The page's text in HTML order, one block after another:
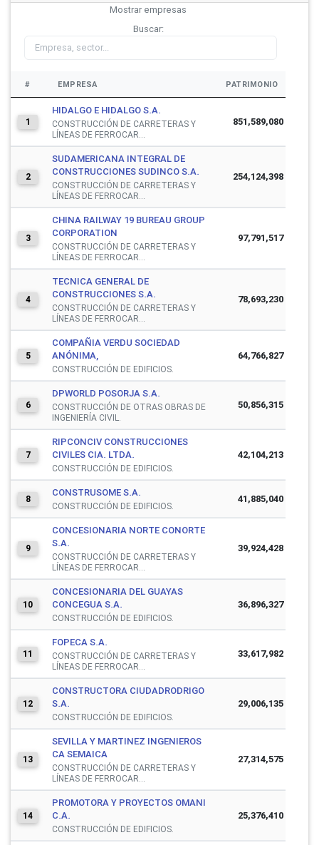
Mostrar empresas
Buscar:
# EMPRESA PATRIMONIO
1
HIDALGO E HIDALGO S.A.
CONSTRUCCIÓN DE CARRETERAS Y
LÍNEAS DE FERROCAR...
851,589,080
2
SUDAMERICANA INTEGRAL DE
CONSTRUCCIONES SUDINCO S.A.
CONSTRUCCIÓN DE CARRETERAS Y
LÍNEAS DE FERROCAR...
254,124,398
3
CHINA RAILWAY 19 BUREAU GROUP
CORPORATION
CONSTRUCCIÓN DE CARRETERAS Y
LÍNEAS DE FERROCAR...
97,791,517
4
TECNICA GENERAL DE
CONSTRUCCIONES S.A.
CONSTRUCCIÓN DE CARRETERAS Y
LÍNEAS DE FERROCAR...
78,693,230
5
COMPAÑIA VERDU SOCIEDAD
ANÓNIMA,
CONSTRUCCIÓN DE EDIFICIOS.
64,766,827
6
DPWORLD POSORJA S.A.
CONSTRUCCIÓN DE OTRAS OBRAS DE
INGENIERÍA CIVIL.
50,856,315
7
RIPCONCIV CONSTRUCCIONES
CIVILES CIA. LTDA.
CONSTRUCCIÓN DE EDIFICIOS.
42,104,213
8
CONSTRUSOME S.A.
CONSTRUCCIÓN DE EDIFICIOS.
41,885,040
9
CONCESIONARIA NORTE CONORTE
S.A.
CONSTRUCCIÓN DE CARRETERAS Y
LÍNEAS DE FERROCAR...
39,924,428
10
CONCESIONARIA DEL GUAYAS
CONCEGUA S.A.
CONSTRUCCIÓN DE EDIFICIOS.
36,896,327
11
FOPECA S.A.
CONSTRUCCIÓN DE CARRETERAS Y
LÍNEAS DE FERROCAR...
33,617,982
12
CONSTRUCTORA CIUDADRODRIGO
S.A.
CONSTRUCCIÓN DE EDIFICIOS.
29,006,135
13
SEVILLA Y MARTINEZ INGENIEROS
CA SEMAICA
CONSTRUCCIÓN DE CARRETERAS Y
LÍNEAS DE FERROCAR...
27,314,575
14
PROMOTORA Y PROYECTOS OMANI
C.A.
CONSTRUCCIÓN DE EDIFICIOS.
25,376,410